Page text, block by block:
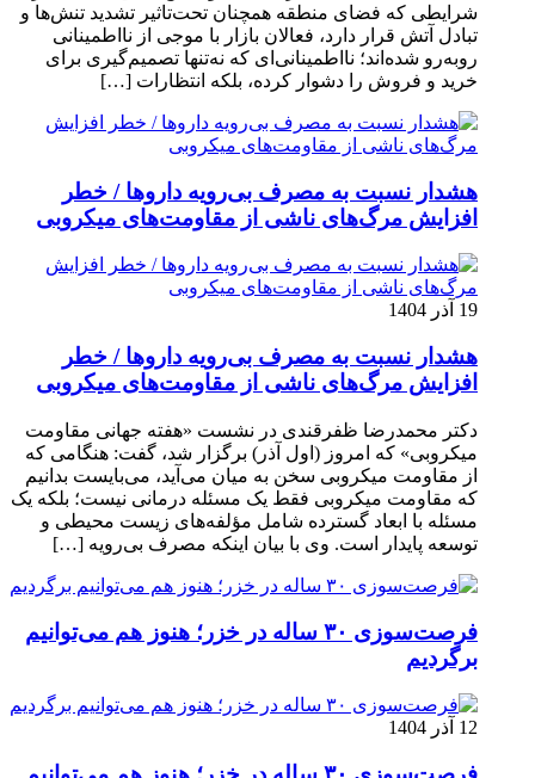
شرایطی که فضای منطقه همچنان تحت‌تاثیر تشدید تنش‌ها و
تبادل آتش قرار دارد، فعالان بازار با موجی از نااطمینانی
روبه‌رو شده‌اند؛ نااطمینانی‌ای که نه‌تنها تصمیم‌گیری برای
خرید و فروش را دشوار کرده، بلکه انتظارات […]
هشدار نسبت به مصرف بی‌رویه داروها / خطر
افزایش مرگ‌های ناشی از مقاومت‌های میکروبی
19 آذر 1404
هشدار نسبت به مصرف بی‌رویه داروها / خطر
افزایش مرگ‌های ناشی از مقاومت‌های میکروبی
دکتر محمدرضا ظفرقندی در نشست «هفته جهانی مقاومت
میکروبی» که امروز (اول آذر) برگزار شد، گفت: هنگامی که
از مقاومت میکروبی سخن به میان می‌آید، می‌بایست بدانیم
که مقاومت میکروبی فقط یک مسئله درمانی نیست؛ بلکه یک
مسئله با ابعاد گسترده شامل مؤلفه‌های زیست محیطی و
توسعه پایدار است. وی با بیان اینکه مصرف بی‌رویه […]
فرصت‌سوزی ۳۰ ساله در خزر؛ هنوز هم می‌توانیم
برگردیم
12 آذر 1404